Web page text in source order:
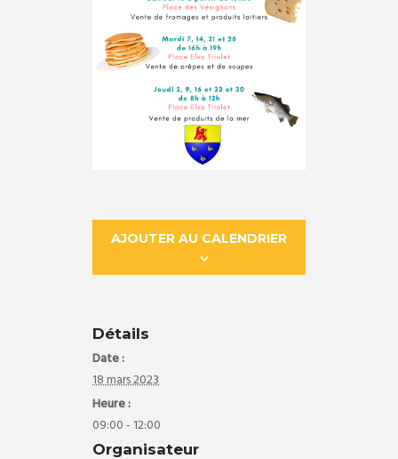
AJOUTER AU CALENDRIER
Détails
Date :
18 mars 2023
Heure :
09:00 - 12:00
Organisateur